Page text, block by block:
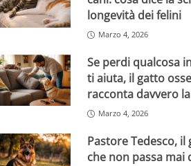
longevità dei felini
Marzo 4, 2026
Se perdi qualcosa
ti aiuta, il gatto
racconta davvero
Marzo 4, 2026
Pastore Tedesco, il
che non passa mai